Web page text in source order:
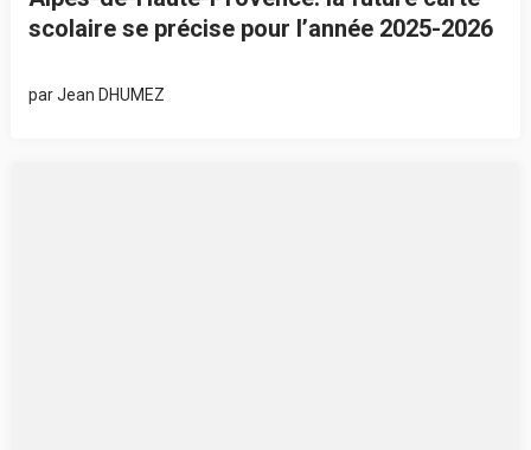
scolaire se précise pour l’année 2025-2026
parJean DHUMEZ